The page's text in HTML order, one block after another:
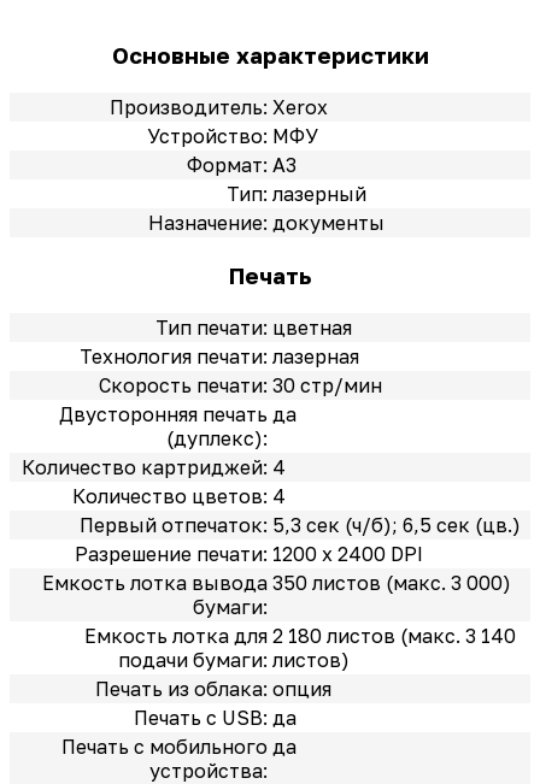
Основные характеристики
Производитель: Xerox
Устройство: МФУ
Формат: A3
Тип: лазерный
Назначение: документы
Печать
Тип печати: цветная
Технология печати: лазерная
Скорость печати: 30 стр/мин
Двусторонняя печать
(дуплекс):
да
Количество картриджей: 4
Количество цветов: 4
Первый отпечаток: 5,3 сек (ч/б); 6,5 сек (цв.)
Разрешение печати: 1200 x 2400 DPI
Емкость лотка вывода
бумаги:
350 листов (макс. 3 000)
Емкость лотка для
подачи бумаги:
2 180 листов (макс. 3 140
листов)
Печать из облака: опция
Печать с USB: да
Печать с мобильного
устройства:
да